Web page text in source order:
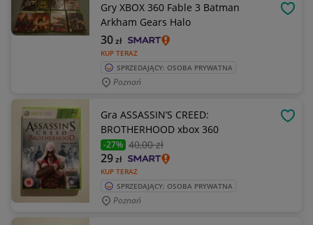
Gry XBOX 360 Fable 3 Batman
Arkham Gears Halo
KUP TERAZ
30zł
SPRZEDAJĄCY: OSOBA PRYWATNA
Poznań
Gra ASSASSIN’S CREED:
BROTHERHOOD xbox 360
-27% 40,00 zł
KUP TERAZ
29zł
SPRZEDAJĄCY: OSOBA PRYWATNA
Poznań